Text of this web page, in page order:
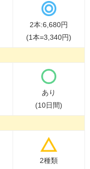
2本:6,680円
(1本=3,340円)
あり
(10日間)
2種類